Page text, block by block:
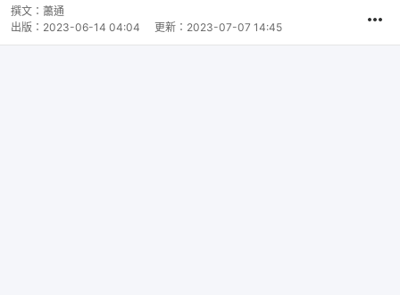
撰文： 蕭通
出版： 2023-06-14 04:04 更新： 2023-07-07 14:45